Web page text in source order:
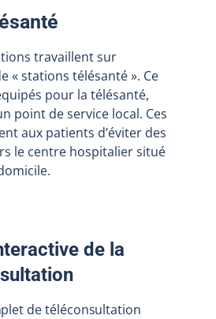
travaillent sur
« stations télésanté ». Ce
pour la télésanté,
point de service local. Ces
aux patients d’éviter des
le centre hospitalier situé
de la
de téléconsultation